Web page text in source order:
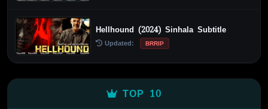
Hellhound (2024) Sinhala Subtitle
Updated: BRRIP
TOP 10